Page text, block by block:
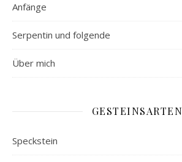
Anfänge
Serpentin und folgende
Über mich
GESTEINSARTEN
Speckstein